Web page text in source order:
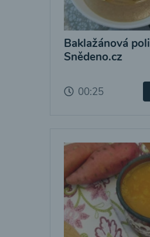
Baklažánová
Snědeno.cz
00:25